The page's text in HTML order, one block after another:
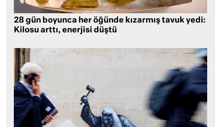
28 gün boyunca her öğünde kızarmış tavuk yedi:
Kilosu arttı, enerjisi düştü